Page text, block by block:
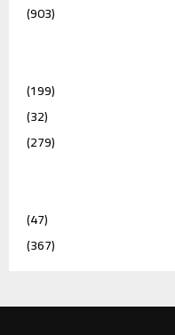
(903)
(199)
(32)
(279)
(47)
(367)